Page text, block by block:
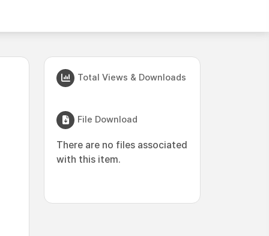
Total Views & Downloads
File Download
There are no files associated
with this item.